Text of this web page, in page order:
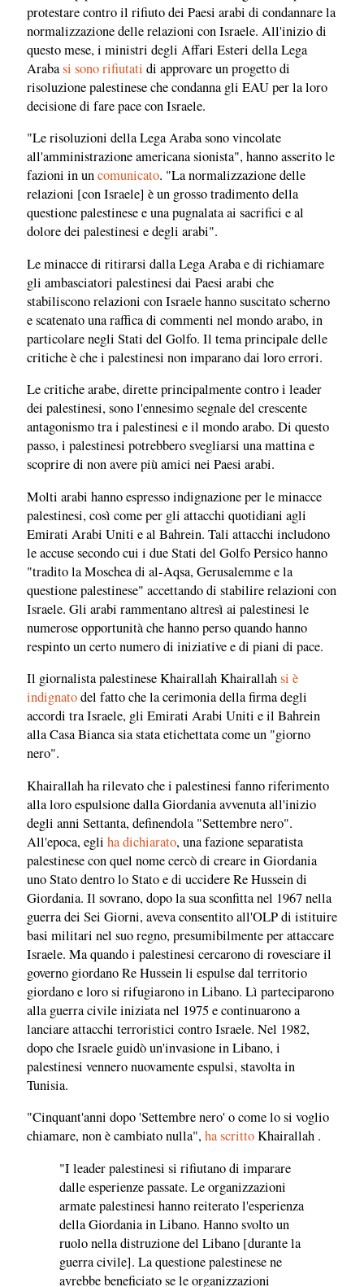
protestare contro il rifiuto dei Paesi arabi di condannare la
normalizzazione delle relazioni con Israele. All'inizio di
questo mese, i ministri degli Affari Esteri della Lega
Arabasi sono rifiutati di approvare un progetto di
risoluzione palestinese che condanna gli EAU per la loro
decisione di fare pace con Israele.
"Le risoluzioni della Lega Araba sono vincolate
all'amministrazione americana sionista", hanno asserito le
fazioni in uncomunicato. "La normalizzazione delle
relazioni [con Israele] è un grosso tradimento della
questione palestinese e una pugnalata ai sacrifici e al
dolore dei palestinesi e degli arabi".
Le minacce di ritirarsi dalla Lega Araba e di richiamare
gli ambasciatori palestinesi dai Paesi arabi che
stabiliscono relazioni con Israele hanno suscitato scherno
e scatenato una raffica di commenti nel mondo arabo, in
particolare negli Stati del Golfo. Il tema principale delle
critiche è che i palestinesi non imparano dai loro errori.
Le critiche arabe, dirette principalmente contro i leader
dei palestinesi, sono l'ennesimo segnale del crescente
antagonismo tra i palestinesi e il mondo arabo. Di questo
passo, i palestinesi potrebbero svegliarsi una mattina e
scoprire di non avere più amici nei Paesi arabi.
Molti arabi hanno espresso indignazione per le minacce
palestinesi, così come per gli attacchi quotidiani agli
Emirati Arabi Uniti e al Bahrein. Tali attacchi includono
le accuse secondo cui i due Stati del Golfo Persico hanno
"tradito la Moschea di al-Aqsa, Gerusalemme e la
questione palestinese" accettando di stabilire relazioni con
Israele. Gli arabi rammentano altresì ai palestinesi le
numerose opportunità che hanno perso quando hanno
respinto un certo numero di iniziative e di piani di pace.
Il giornalista palestinese Khairallah Khairallahsi è
indignatodel fatto che la cerimonia della firma degli
accordi tra Israele, gli Emirati Arabi Uniti e il Bahrein
alla Casa Bianca sia stata etichettata come un "giorno
nero".
Khairallah ha rilevato che i palestinesi fanno riferimento
alla loro espulsione dalla Giordania avvenuta all'inizio
degli anni Settanta, definendola "Settembre nero".
All'epoca, egli ha dichiarato, una fazione separatista
palestinese con quel nome cercò di creare in Giordania
uno Stato dentro lo Stato e di uccidere Re Hussein di
Giordania. Il sovrano, dopo la sua sconfitta nel 1967 nella
guerra dei Sei Giorni, aveva consentito all'OLP di istituire
basi militari nel suo regno, presumibilmente per attaccare
Israele. Ma quando i palestinesi cercarono di rovesciare il
governo giordano Re Hussein li espulse dal territorio
giordano e loro si rifugiarono in Libano. Lì parteciparono
alla guerra civile iniziata nel 1975 e continuarono a
lanciare attacchi terroristici contro Israele. Nel 1982,
dopo che Israele guidò un'invasione in Libano, i
palestinesi vennero nuovamente espulsi, stavolta in
Tunisia.
"Cinquant'anni dopo 'Settembre nero' o come lo si voglio
chiamare, non è cambiato nulla",ha scrittoKhairallah .
"I leader palestinesi si rifiutano di imparare
dalle esperienze passate. Le organizzazioni
armate palestinesi hanno reiterato l'esperienza
della Giordania in Libano. Hanno svolto un
ruolo nella distruzione del Libano [durante la
guerra civile]. La questione palestinese ne
avrebbe beneficiato se le organizzazioni